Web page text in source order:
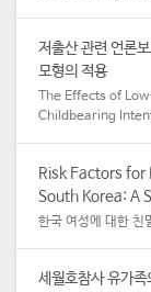
저출산 관련 언론
모형의 적용
The Effects of
Childbearing
Risk Factors
South Korea: A
한국 여성에 대한 친
세월호참사 유가